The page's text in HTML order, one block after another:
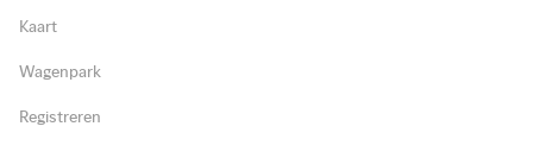
Kaart
Wagenpark
Registreren